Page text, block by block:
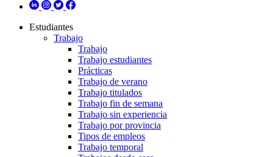
Estudiantes
Trabajo
Trabajo
Trabajo estudiantes
Prácticas
Trabajo de verano
Trabajo titulados
Trabajo fin de semana
Trabajo sin experiencia
Trabajo por provincia
Tipos de empleos
Trabajo temporal